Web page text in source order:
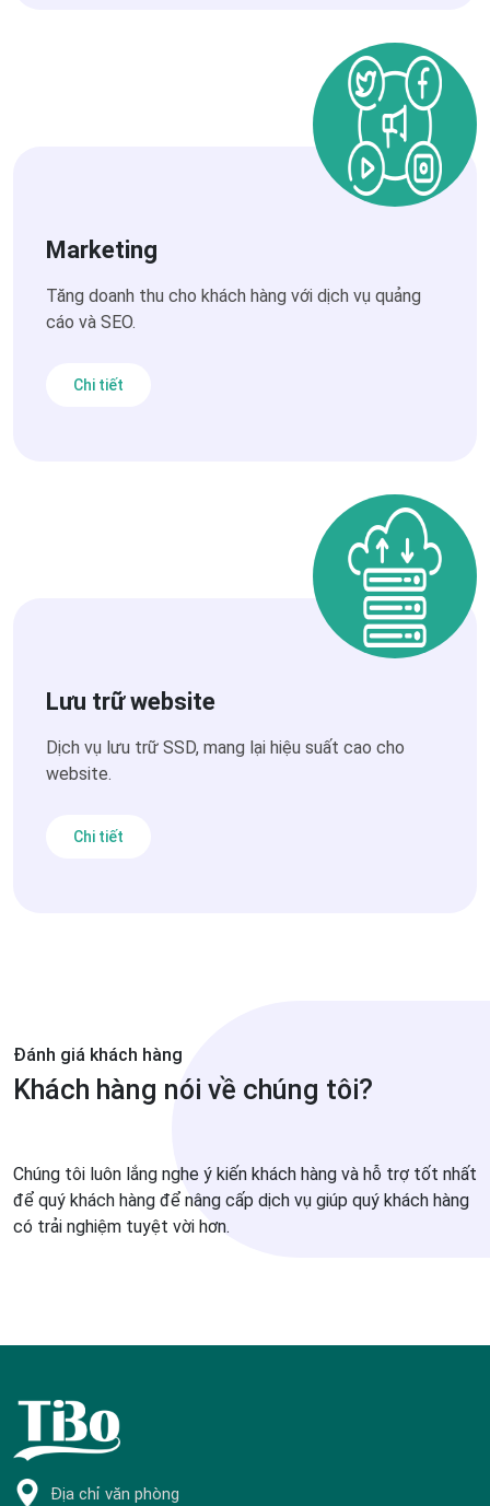
Marketing
Tăng doanh thu cho khách hàng với dịch vụ quảng
cáo và SEO.
Chi tiết
Lưu trữ website
Dịch vụ lưu trữ SSD, mang lại hiệu suất cao cho
website.
Chi tiết
Đánh giá khách hàng
Khách hàng nói về chúng tôi?
Chúng tôi luôn lắng nghe ý kiến khách hàng và hỗ trợ tốt nhất
để quý khách hàng để nâng cấp dịch vụ giúp quý khách hàng
có trải nghiệm tuyệt vời hơn.
Địa chỉ văn phòng